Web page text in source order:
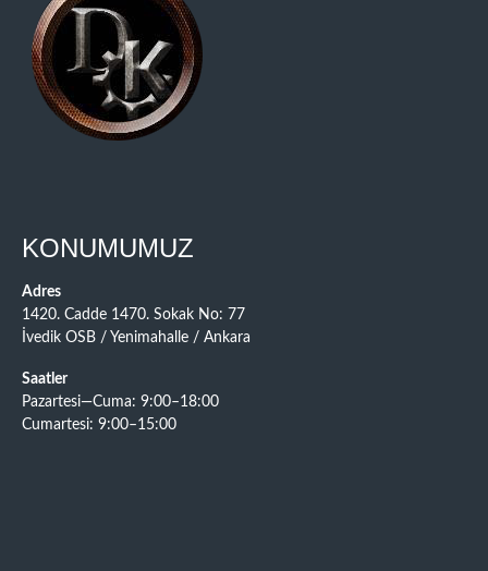
KONUMUMUZ
Adres
1420. Cadde 1470. Sokak No: 77
İvedik OSB / Yenimahalle / Ankara
Saatler
Pazartesi—Cuma: 9:00–18:00
Cumartesi: 9:00–15:00